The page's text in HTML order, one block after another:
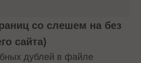
со слешем на без
сайта)
дублей в файле